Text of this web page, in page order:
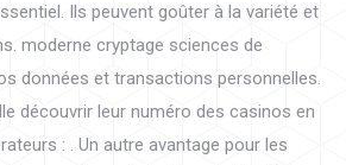
Ils peuvent goûter à la variété et
moderne cryptage sciences de
données et transactions personnelles.
découvrir leur numéro des casinos en
: . Un autre avantage pour les